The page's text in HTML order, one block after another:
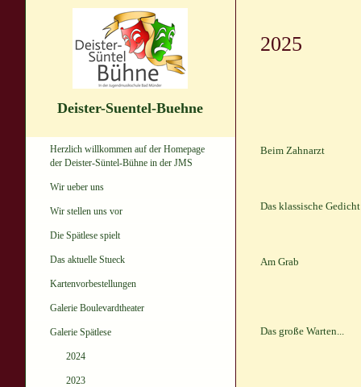
Deister-Suentel-Buehne
Herzlich willkommen auf der Homepage
der Deister-Süntel-Bühne in der JMS
Wir ueber uns
Wir stellen uns vor
Die Spätlese spielt
Das aktuelle Stueck
Kartenvorbestellungen
Galerie Boulevardtheater
Galerie Spätlese
2024
2023
2025
Beim Zahnarzt
Das klassische Gedicht
Am Grab
Das große Warten...